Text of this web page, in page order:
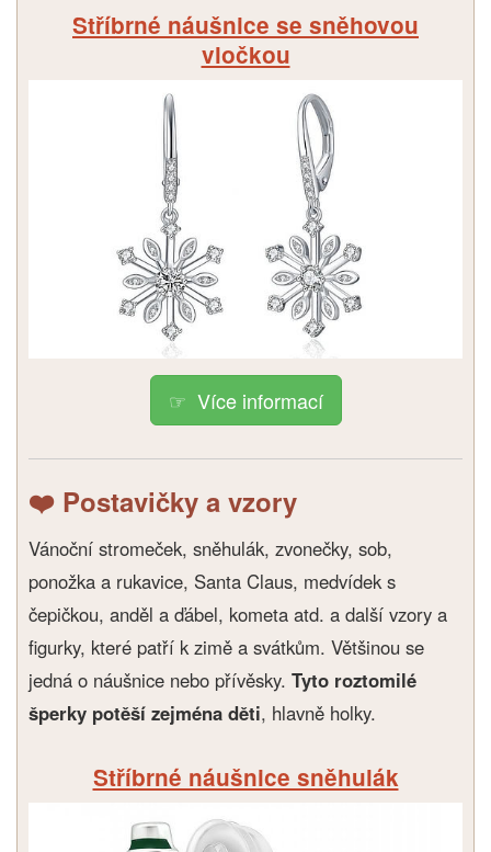
Stříbrné náušnice se sněhovou
vločkou
Více informací
❤️ Postavičky a vzory
Vánoční stromeček, sněhulák, zvonečky, sob,
ponožka a rukavice, Santa Claus, medvídek s
čepičkou, anděl a ďábel, kometa atd. a další vzory a
figurky, které patří k zimě a svátkům. Většinou se
jedná o náušnice nebo přívěsky. Tyto roztomilé
šperky potěší zejména děti, hlavně holky.
Stříbrné náušnice sněhulák